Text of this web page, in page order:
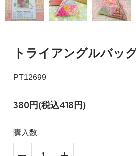
トライアングルバッ
PT12699
380円(税込418円)
購入数